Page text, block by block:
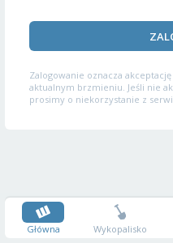
Zalogowanie oznacza akceptację
aktualnym brzmieniu. Jeśli nie
prosimy o niekorzystanie z
Główna Wykopalisko